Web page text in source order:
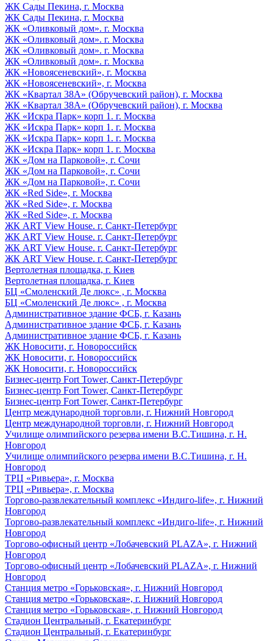
ЖК Сады Пекина, г. Москва
ЖК Сады Пекина, г. Москва
ЖК «Оливковый дом». г. Москва
ЖК «Оливковый дом». г. Москва
ЖК «Оливковый дом». г. Москва
ЖК «Оливковый дом». г. Москва
ЖК «Новоясеневский», г. Москва
ЖК «Новоясеневский», г. Москва
ЖК «Квартал 38А» (Обручевский район), г. Москва
ЖК «Квартал 38А» (Обручевский район), г. Москва
ЖК «Искра Парк» корп 1. г. Москва
ЖК «Искра Парк» корп 1. г. Москва
ЖК «Искра Парк» корп 1. г. Москва
ЖК «Искра Парк» корп 1. г. Москва
ЖК «Дом на Парковой», г. Сочи
ЖК «Дом на Парковой», г. Сочи
ЖК «Дом на Парковой», г. Сочи
ЖК «Red Side», г. Москва
ЖК «Red Side», г. Москва
ЖК «Red Side», г. Москва
ЖК ART View House. г. Санкт-Петербург
ЖК ART View House. г. Санкт-Петербург
ЖК ART View House. г. Санкт-Петербург
ЖК ART View House. г. Санкт-Петербург
Вертолетная площадка, г. Киев
Вертолетная площадка, г. Киев
БЦ «Смоленский Де люкс» , г. Москва
БЦ «Смоленский Де люкс» , г. Москва
Административное здание ФСБ, г. Казань
Административное здание ФСБ, г. Казань
Административное здание ФСБ, г. Казань
ЖК Новосити, г. Новороссийск
ЖК Новосити, г. Новороссийск
ЖК Новосити, г. Новороссийск
Бизнес-центр Fort Tower, Санкт-Петербург
Бизнес-центр Fort Tower, Санкт-Петербург
Бизнес-центр Fort Tower, Санкт-Петербург
Центр международной торговли, г. Нижний Новгород
Центр международной торговли, г. Нижний Новгород
Училище олимпийского резерва имени В.С.Тишина, г. Н.
Новгород
Училище олимпийского резерва имени В.С.Тишина, г. Н.
Новгород
ТРЦ «Ривьера», г. Москва
ТРЦ «Ривьера», г. Москва
Торгово-развлекательный комплекс «Индиго-life», г. Нижний
Новгород
Торгово-развлекательный комплекс «Индиго-life», г. Нижний
Новгород
Торгово-офисный центр «Лобачевский PLAZA», г. Нижний
Новгород
Торгово-офисный центр «Лобачевский PLAZA», г. Нижний
Новгород
Станция метро «Горьковская», г. Нижний Новгород
Станция метро «Горьковская», г. Нижний Новгород
Станция метро «Горьковская», г. Нижний Новгород
Стадион Центральный, г. Екатеринбург
Стадион Центральный, г. Екатеринбург